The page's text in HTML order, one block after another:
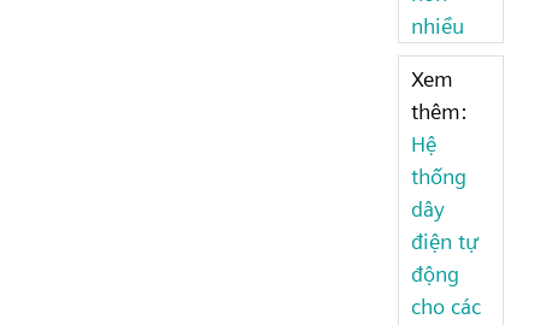
nhiều
Xem
thêm:
Hệ
thống
dây
điện tự
động
cho các